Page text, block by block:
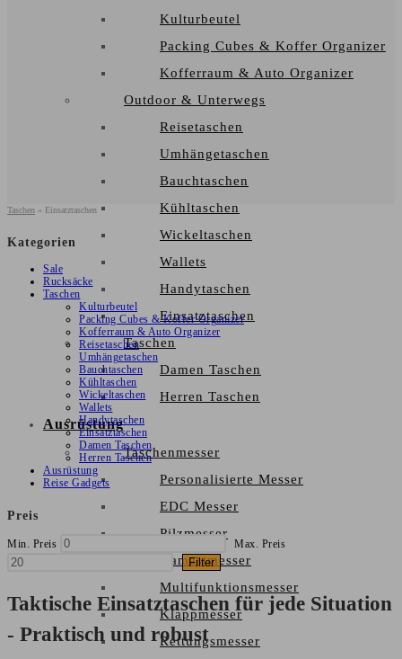
Kulturbeutel
Packing Cubes & Koffer Organizer
Kofferraum & Auto Organizer
Outdoor & Unterwegs
Reisetaschen
Umhängetaschen
Bauchtaschen
Kühltaschen
Wickeltaschen
Wallets
Handytaschen
Einsatztaschen
Taschen
Damen Taschen
Herren Taschen
Ausrüstung
Taschenmesser
Personalisierte Messer
EDC Messer
Pilzmesser
Damastmesser
Multifunktionsmesser
Klappmesser
Rettungsmesser
Taschen » Einsatztaschen
Kategorien
Sale
Rucksäcke
Taschen
Kulturbeutel
Packing Cubes & Koffer Organizer
Kofferraum & Auto Organizer
Reisetaschen
Umhängetaschen
Bauchtaschen
Kühltaschen
Wickeltaschen
Wallets
Handytaschen
Einsatztaschen
Damen Taschen
Herren Taschen
Ausrüstung
Reise Gadgets
Preis
Min. Preis Max. Preis
Filter
Taktische Einsatztaschen für jede Situation
- Praktisch und robust